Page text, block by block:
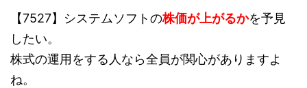
【7527】システムソフトの株価が上がるかを予見
したい。
株式の運用をする人なら全員が関心がありますよ
ね。